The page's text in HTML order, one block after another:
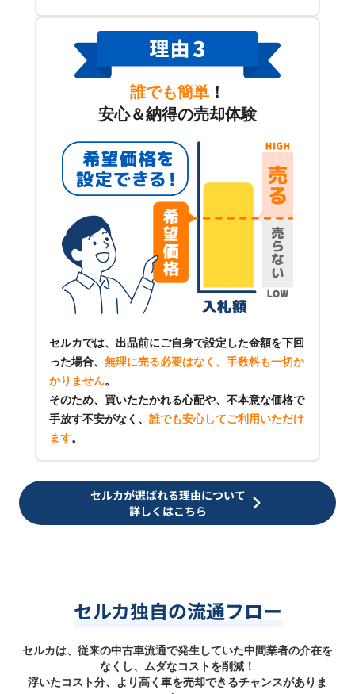
誰でも簡単 ！
安心＆納得の売却体験
セルカでは、出品前にご自身で設定した金額を下回
った場合、 無理に売る必要はなく、手数料も一切か
かりません。
そのため、買いたたかれる心配や、不本意な価格で
手放す不安がなく、 誰でも安心してご利用いただけ
ます。
セルカが選ばれる理由について
詳しくはこちら
セルカ独自の流通フロー
セルカは、従来の中古車流通で発生していた中間業者の介在を
なくし、ムダなコストを削減！
浮いたコスト分、より高く車を売却できるチャンスがありま